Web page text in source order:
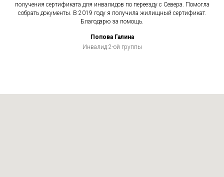
получения сертификата для инвалидов по переезду с Севера. Помогла
собрать документы. В 2019 году я получила жилищный сертификат.
Благодарю за помощь.
Попова Галина
Инвалид 2-ой группы